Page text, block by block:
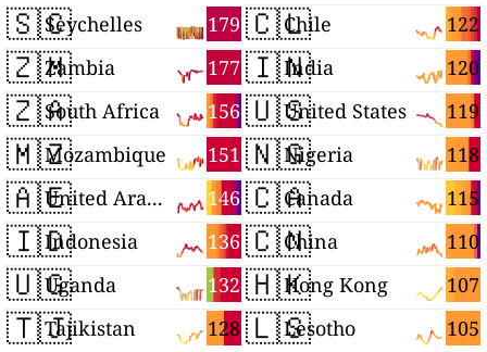
🇸🇨 179
Seychelles
🇿🇲 177
Zambia
🇿🇦 156
South Africa
🇲🇿 151
Mozambique
🇦🇪 146
United Arab Emirates
🇮🇩 136
Indonesia
🇺🇬 132
Uganda
🇹🇯 128
Tajikistan
🇨🇱 122
Chile
🇮🇳 120
India
🇺🇸 119
United States
🇳🇬 118
Nigeria
🇨🇦 115
Canada
🇨🇳 110
China
🇭🇰 107
Hong Kong
🇱🇸 105
Lesotho